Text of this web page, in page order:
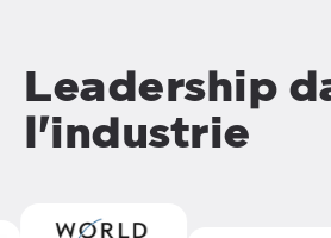
Leadership
l'industrie